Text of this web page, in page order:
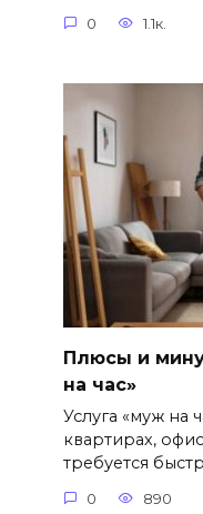
0 1.1к.
Плюсы и
на час»
Услуга «муж на
квартирах,
требуется
0 890